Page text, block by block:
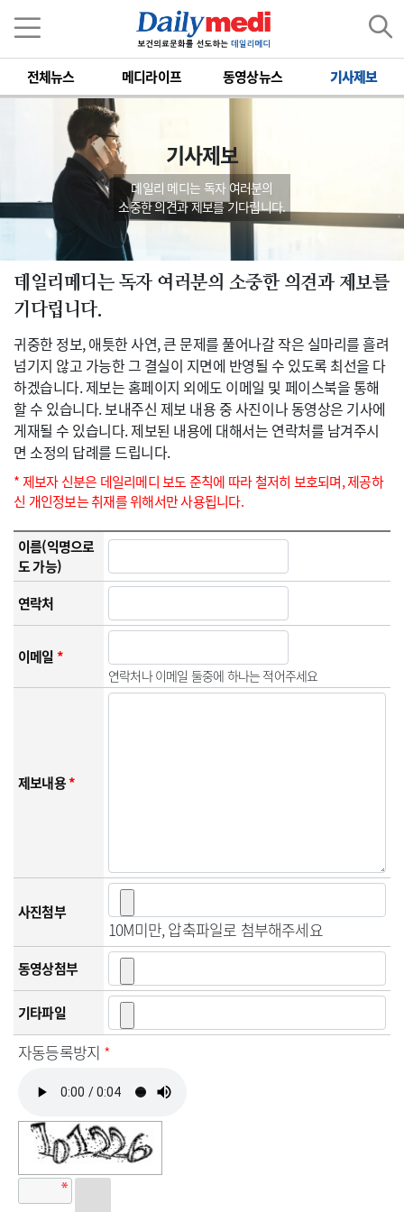
전체뉴스 메디라이프 동영상뉴스 기사제보
기사제보
데일리 메디는 독자 여러분의
소중한 의견과 제보를 기다립니다.
데일리메디는 독자 여러분의 소중한 의견과 제보를
기다립니다.
귀중한 정보, 애틋한 사연, 큰 문제를 풀어나갈 작은 실마리를 흘려
넘기지 않고 가능한 그 결실이 지면에 반영될 수 있도록 최선을 다
하겠습니다. 제보는 홈페이지 외에도 이메일 및 페이스북을 통해
할 수 있습니다. 보내주신 제보 내용 중 사진이나 동영상은 기사에
게재될 수 있습니다. 제보된 내용에 대해서는 연락처를 남겨주시
면 소정의 답례를 드립니다.
* 제보자 신분은 데일리메디 보도 준칙에 따라 철저히 보호되며, 제공하
신 개인정보는 취재를 위해서만 사용됩니다.
이름(익명으로
도 가능)
연락처
이메일*
연락처나 이메일 둘중에 하나는 적어주세요
제보내용*
사진첨부
10M미만, 압축파일로 첨부해주세요
동영상첨부
기타파일
자동등록방지 *